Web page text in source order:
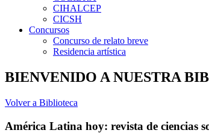
CIHALCEP
CICSH
Concursos
Concurso de relato breve
Residencia artística
BIENVENIDO A NUESTRA
Volver a Biblioteca
América Latina hoy: revista de ciencias